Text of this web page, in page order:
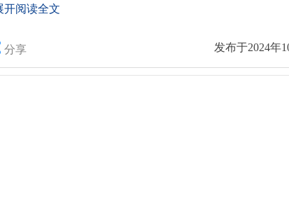
也会有所差异。
费用一般略低。
比如申请签证和语言学校的相关费用，大约需要中介费
币的范围，所以资金安排要提前规划清楚。
可能会担心自己的高考成绩。事实上，去日本留学并不
在日本求学，特别是进入语言学校，你的语言能力才是
里得到很好的提升。
是不可忽视的因素。所有的准备和规划，都是为了在留
清单作为参考，帮助他们了解留学的基本开销，增加支
综合素质的重要机会。希望每一位为梦想奋斗的同学都
开阅读全文
分享 发布于2024年